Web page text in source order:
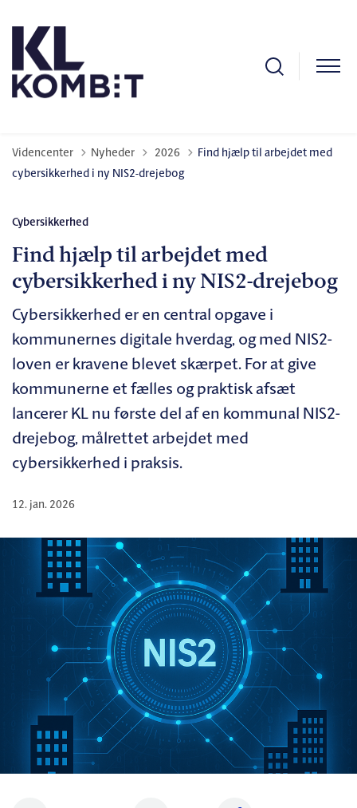
Videncenter Nyheder Tilbage til
2026
Find hjælp til arbejdet med
cybersikkerhed i ny NIS2-drejebog
Cybersikkerhed
Find hjælp til arbejdet med
cybersikkerhed i ny NIS2-drejebog
Cybersikkerhed er en central opgave i
kommunernes digitale hverdag, og med NIS2-
loven er kravene blevet skærpet. For at give
kommunerne et fælles og praktisk afsæt
lancerer KL nu første del af en kommunal NIS2-
drejebog, målrettet arbejdet med
cybersikkerhed i praksis.
12. jan. 2026